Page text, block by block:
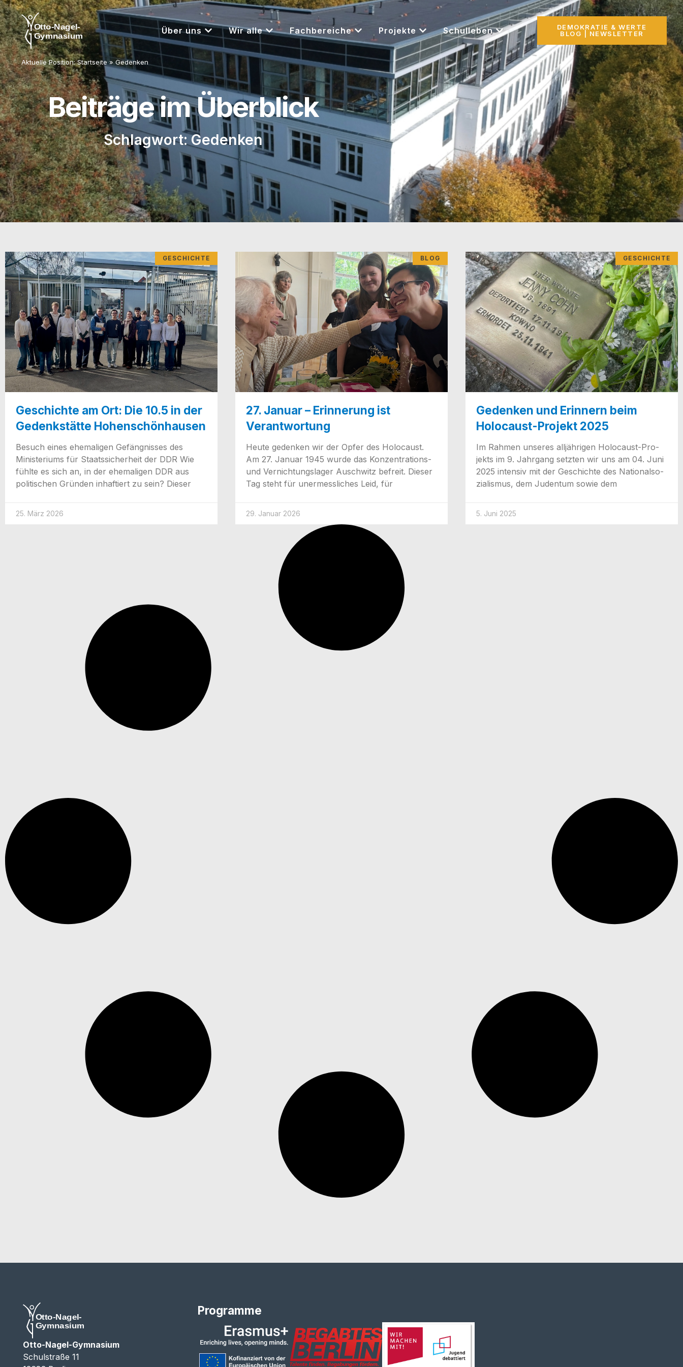
Über uns Wir alle Fachbereiche Projekte Schulleben
DEMOKRATIE & WERTE
BLOG | NEWSLETTER
Aktuelle Position:Startseite »Gedenken
Beiträge im Überblick
Schlagwort: Gedenken
GESCHICHTE
Geschichte am Ort: Die 10.5 in der
Gedenkstätte Hohenschönhausen
Besuch eines ehe­ma­li­gen Gefäng­nis­ses des
Minis­te­ri­ums für Staats­si­cher­heit der DDR Wie
fühl­te es sich an, in der ehe­ma­li­gen DDR aus
poli­ti­schen Grün­den inhaf­tiert zu sein? Dieser
25. März 2026
BLOG
27. Januar – Erinnerung ist
Verantwortung
Heu­te geden­ken wir der Opfer des Holo­caust.
Am 27. Janu­ar 1945 wur­de das Kon­­­zen­­tra­­ti­ons-
und Ver­nich­tungs­la­ger Ausch­witz befreit. Die­ser
Tag steht für uner­mess­li­ches Leid, für
29. Januar 2026
GESCHICHTE
Gedenken und Erinnern beim
Holocaust-Projekt 2025
Im Rah­men unse­res all­jäh­ri­gen Holo­­caust-Pro­­
jekts im 9. Jahr­gang setz­ten wir uns am 04. Juni
2025 inten­siv mit der Geschich­te des Natio­nal­so­
zia­lis­mus, dem Juden­tum sowie dem
5. Juni 2025
Otto-Nagel-Gymnasium
Schulstraße 11
Programme